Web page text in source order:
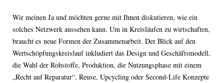
Wir meinen Ja und möchten gerne mit Ihnen diskutieren, wie ein
solches Netzwerk aussehen kann. Um in Kreisläufen zu wirtschaften,
braucht es neue Formen der Zusammenarbeit. Der Blick auf den
Wertschöpfungskreislauf inkludiert das Design und Geschäftsmodell,
die Wahl der Rohstoffe, Produktion, die Nutzungsphase mit einem
„Recht auf Reparatur“, Reuse, Upcycling oder Second-Life Konzepte